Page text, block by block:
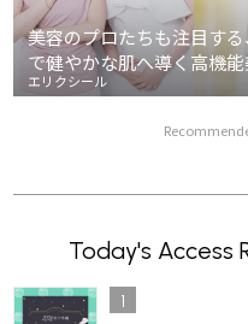
美容のプロたちも注目す
で健やかな肌へ導く高機
エリクシール
Today's Access
1